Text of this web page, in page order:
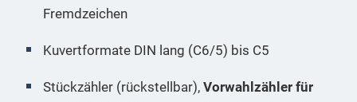
Fremdzeichen
Kuvertformate DIN lang (C6/5) bis C5
Stückzähler (rückstellbar), Vorwahlzähler für